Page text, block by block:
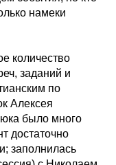
намеки
количество
заданий и
по
Алексея
было много
достаточно
заполнилась